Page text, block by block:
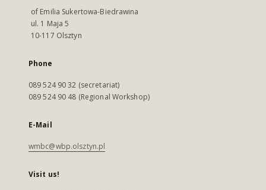
of Emilia Sukertowa-Biedrawina
ul. 1 Maja 5
10-117 Olsztyn
Phone
089 524 90 32 (secretariat)
089 524 90 48 (Regional Workshop)
E-Mail
wmbc@wbp.olsztyn.pl
Visit us!